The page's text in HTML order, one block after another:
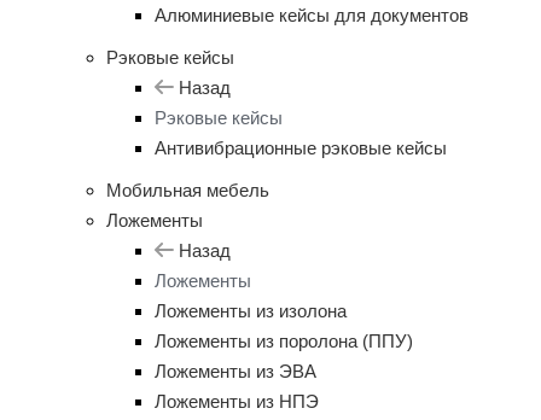
Алюминиевые кейсы для документов
Рэковые кейсы
Назад
Рэковые кейсы
Антивибрационные рэковые кейсы
Мобильная мебель
Ложементы
Назад
Ложементы
Ложементы из изолона
Ложементы из поролона (ППУ)
Ложементы из ЭВА
Ложементы из НПЭ